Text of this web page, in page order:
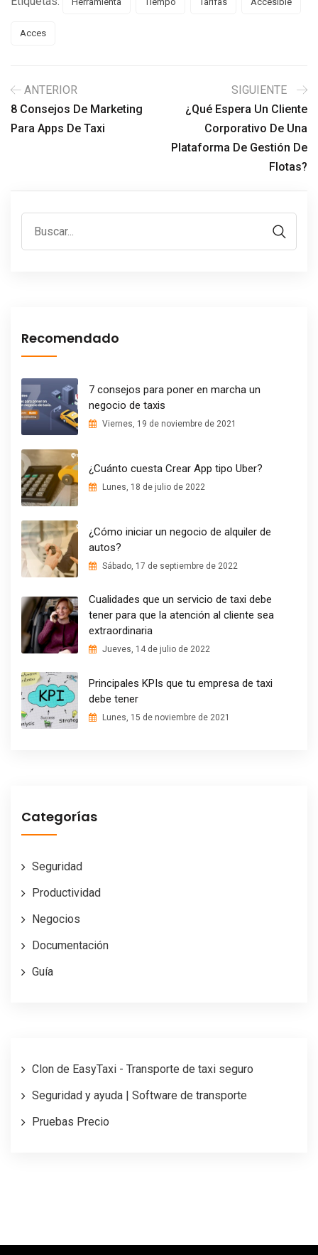
Acces
ANTERIOR
8 Consejos De Marketing
Para Apps De Taxi
SIGUIENTE
¿Qué Espera Un Cliente
Corporativo De Una
Plataforma De Gestión De
Flotas?
Recomendado
7 consejos para poner en marcha un
negocio de taxis
Viernes, 19 de noviembre de 2021
¿Cuánto cuesta Crear App tipo Uber?
Lunes, 18 de julio de 2022
¿Cómo iniciar un negocio de alquiler de
autos?
Sábado, 17 de septiembre de 2022
Cualidades que un servicio de taxi debe
tener para que la atención al cliente sea
extraordinaria
Jueves, 14 de julio de 2022
Principales KPIs que tu empresa de taxi
debe tener
Lunes, 15 de noviembre de 2021
Categorías
Seguridad
Productividad
Negocios
Documentación
Guía
Clon de EasyTaxi - Transporte de taxi seguro
Seguridad y ayuda | Software de transporte
Pruebas Precio